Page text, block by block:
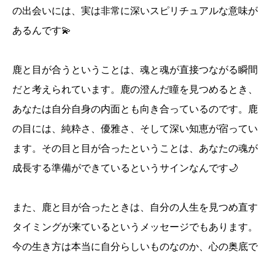
の出会いには、実は非常に深いスピリチュアルな意味が
あるんです💫
鹿と目が合うということは、魂と魂が直接つながる瞬間
だと考えられています。鹿の澄んだ瞳を見つめるとき、
あなたは自分自身の内面とも向き合っているのです。鹿
の目には、純粋さ、優雅さ、そして深い知恵が宿ってい
ます。その目と目が合ったということは、あなたの魂が
成長する準備ができているというサインなんです🌙
また、鹿と目が合ったときは、自分の人生を見つめ直す
タイミングが来ているというメッセージでもあります。
今の生き方は本当に自分らしいものなのか、心の奥底で